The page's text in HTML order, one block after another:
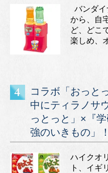
バンダ
から、自
ど、どこ
楽しめ、
コラボ「おっと
中にティラノサ
っとっと」×『
強のいきもの」
ハイクオ
ト、イギ